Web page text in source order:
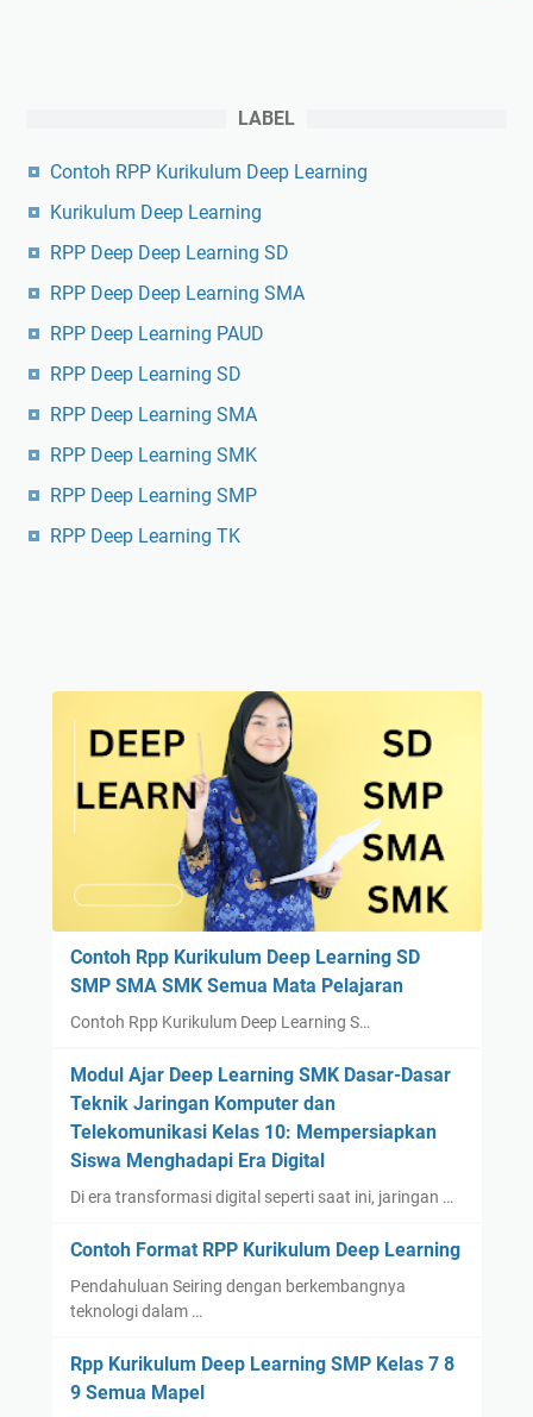
LABEL
Contoh RPP Kurikulum Deep Learning
Kurikulum Deep Learning
RPP Deep Deep Learning SD
RPP Deep Deep Learning SMA
RPP Deep Learning PAUD
RPP Deep Learning SD
RPP Deep Learning SMA
RPP Deep Learning SMK
RPP Deep Learning SMP
RPP Deep Learning TK
Contoh Rpp Kurikulum Deep Learning SD
SMP SMA SMK Semua Mata Pelajaran
Contoh Rpp Kurikulum Deep Learning S…
Modul Ajar Deep Learning SMK Dasar-Dasar
Teknik Jaringan Komputer dan
Telekomunikasi Kelas 10: Mempersiapkan
Siswa Menghadapi Era Digital
Di era transformasi digital seperti saat ini, jaringan …
Contoh Format RPP Kurikulum Deep Learning
Pendahuluan Seiring dengan berkembangnya
teknologi dalam …
Rpp Kurikulum Deep Learning SMP Kelas 7 8
9 Semua Mapel